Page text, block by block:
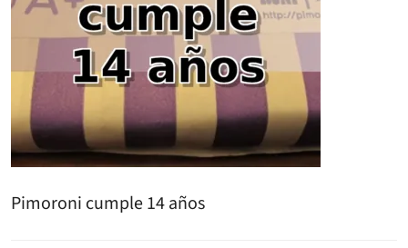
Pimoroni cumple 14 años